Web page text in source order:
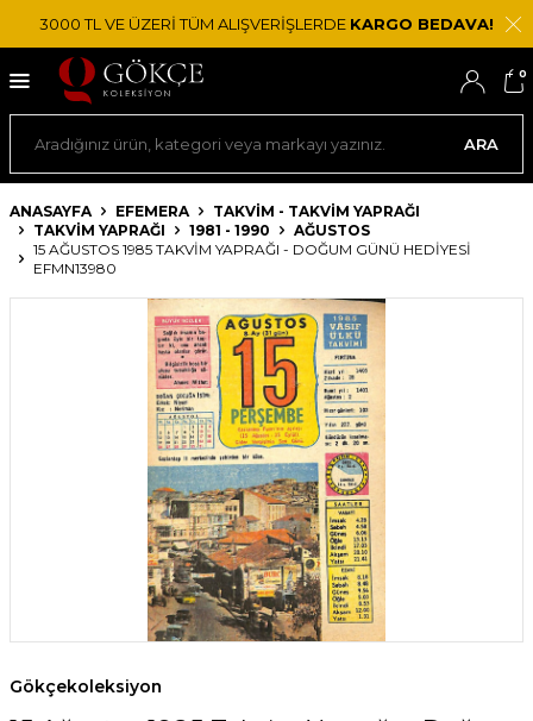
3000 TL VE ÜZERİ TÜM ALIŞVERİŞLERDE KARGO BEDAVA!
ARA
0
ANASAYFA EFEMERA
TAKVIM - TAKVIM YAPRAĞI
TAKVIM YAPRAĞI
1981 - 1990
AĞUSTOS
15 AĞUSTOS 1985 TAKVIM YAPRAĞI - DOĞUM GÜNÜ HEDIYESI
EFMN13980
Gökçekoleksiyon